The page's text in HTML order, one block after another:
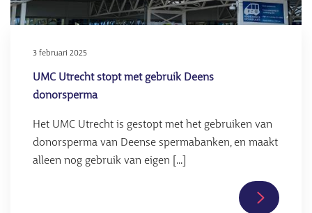
UMC Utrecht stopt met gebruik Deens
donorsperma
3 februari 2025
Het UMC Utrecht is gestopt met het gebruiken van
donorsperma van Deense spermabanken, en maakt
alleen nog gebruik van eigen [...]
Lees